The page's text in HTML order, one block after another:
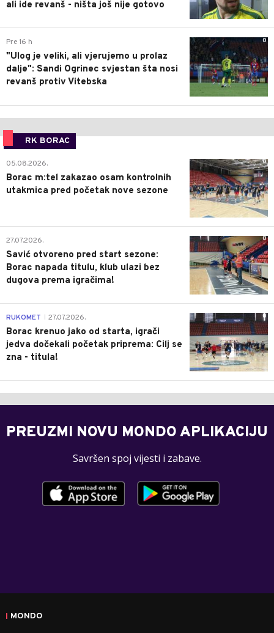
ali ide revanš - ništa još nije gotovo
0
Pre 16 h
"Ulog je veliki, ali vjerujemo u prolaz
dalje": Sandi Ogrinec svjestan šta nosi
revanš protiv Vitebska
RK BORAC
0
05.08.2026.
Borac m:tel zakazao osam kontrolnih
utakmica pred početak nove sezone
0
27.07.2026.
Savić otvoreno pred start sezone:
Borac napada titulu, klub ulazi bez
dugova prema igračima!
0
RUKOMET 27.07.2026.
Borac krenuo jako od starta, igrači
jedva dočekali početak priprema: Cilj se
zna - titula!
PREUZMI NOVU MONDO APLIKACIJU
Savršen spoj vijesti i zabave.
MONDO